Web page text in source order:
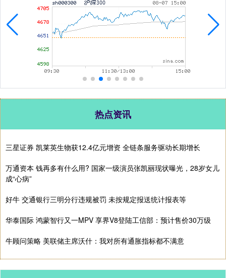
热点资讯
三星证券 凯莱英生物获12.4亿元增资 全链条服务驱动长期增长
万通资本 钱再多有什么用? 国家一级演员张凯丽现状曝光，28岁女儿
成“心病”
好牛 交通银行三明分行违规被罚 未按规定报送统计报表等
华泰国际 鸿蒙智行又一MPV 享界V8登陆工信部：预计售价30万级
牛顾问策略 美联储主席沃什：我对所有通胀指标都不满意